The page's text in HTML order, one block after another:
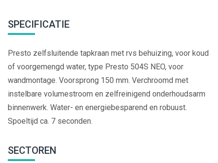
SPECIFICATIE
Presto zelfsluitende tapkraan met rvs behuizing, voor koud
of voorgemengd water, type Presto 504S NEO, voor
wandmontage. Voorsprong 150 mm. Verchroomd met
instelbare volumestroom en zelfreinigend onderhoudsarm
binnenwerk. Water- en energiebesparend en robuust.
Spoeltijd ca. 7 seconden.
SECTOREN